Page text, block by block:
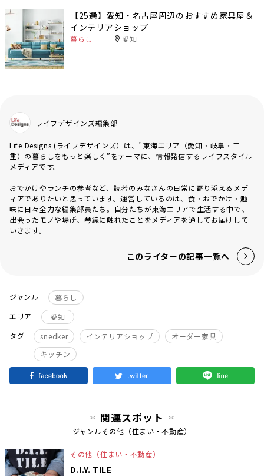
【25選】愛知・名古屋周辺のおすすめ家具屋＆
インテリアショップ
暮らし 愛知
ライフデザインズ編集部
Life Designs (ライフデザインズ）は、”東海エリア（愛知・岐阜・三
重）の暮らしをもっと楽しく”をテーマに、情報発信するライフスタイル
メディアです。
おでかけやランチの参考など、読者のみなさんの日常に寄り添えるメデ
ィアでありたいと思っています。運営しているのは、食・おでかけ・趣
味に日々全力な編集部員たち。自分たちが東海エリアで生活する中で、
出会ったモノや場所、琴線に触れたことをメディアを通してお届けして
いきます。
このライターの記事一覧へ
ジャンル
暮らし
エリア
愛知
タグ
snedker インテリアショップ
オーダー家具
キッチン
関連スポット
ジャンルその他（住まい・不動産）
その他（住まい・不動産）
D.I.Y. TILE